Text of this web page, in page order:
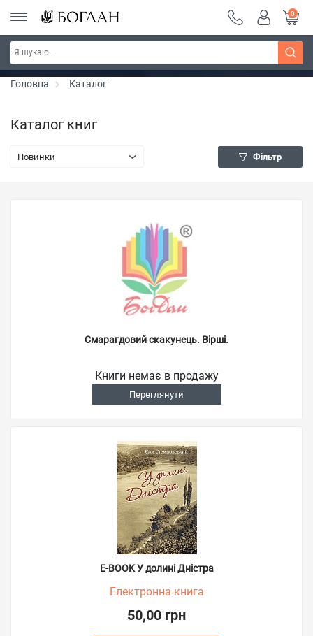
Серія "Вандербікери" ~ знижка 25%
0
Головна Каталог
Каталог книг
Новинки Фільтр
Смарагдовий скакунець. Вірші.
Книги немає в продажу
Переглянути
E-BOOK У долині Дністра
Електронна книга
50,00 грн